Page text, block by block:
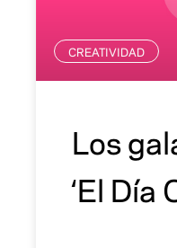
CREATIVIDAD
Los
‘El Día